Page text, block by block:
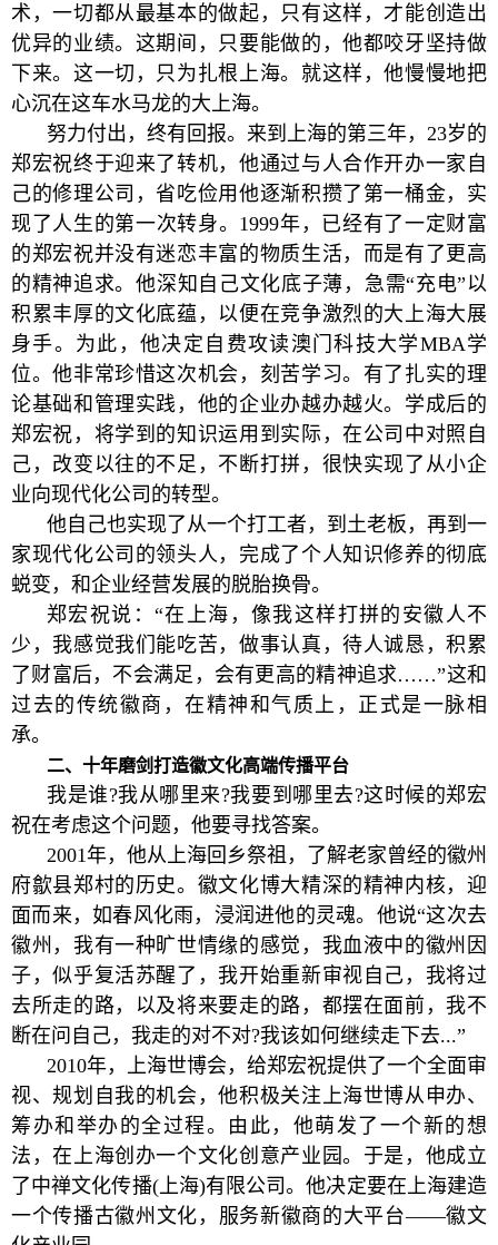
术，一切都从最基本的做起，只有这样，才能创造出
优异的业绩。这期间，只要能做的，他都咬牙坚持做
下来。这一切，只为扎根上海。就这样，他慢慢地把
心沉在这车水马龙的大上海。
努力付出，终有回报。来到上海的第三年，23岁的
郑宏祝终于迎来了转机，他通过与人合作开办一家自
己的修理公司，省吃俭用他逐渐积攒了第一桶金，实
现了人生的第一次转身。1999年，已经有了一定财富
的郑宏祝并没有迷恋丰富的物质生活，而是有了更高
的精神追求。他深知自己文化底子薄，急需“充电”以
积累丰厚的文化底蕴，以便在竞争激烈的大上海大展
身手。为此，他决定自费攻读澳门科技大学MBA学
位。他非常珍惜这次机会，刻苦学习。有了扎实的理
论基础和管理实践，他的企业办越办越火。学成后的
郑宏祝，将学到的知识运用到实际，在公司中对照自
己，改变以往的不足，不断打拼，很快实现了从小企
业向现代化公司的转型。
他自己也实现了从一个打工者，到土老板，再到一
家现代化公司的领头人，完成了个人知识修养的彻底
蜕变，和企业经营发展的脱胎换骨。
郑宏祝说：“在上海，像我这样打拼的安徽人不
少，我感觉我们能吃苦，做事认真，待人诚恳，积累
了财富后，不会满足，会有更高的精神追求……”这和
过去的传统徽商，在精神和气质上，正式是一脉相
承。
二、十年磨剑打造徽文化高端传播平台
我是谁?我从哪里来?我要到哪里去?这时候的郑宏
祝在考虑这个问题，他要寻找答案。
2001年，他从上海回乡祭祖，了解老家曾经的徽州
府歙县郑村的历史。徽文化博大精深的精神内核，迎
面而来，如春风化雨，浸润进他的灵魂。他说“这次去
徽州，我有一种旷世情缘的感觉，我血液中的徽州因
子，似乎复活苏醒了，我开始重新审视自己，我将过
去所走的路，以及将来要走的路，都摆在面前，我不
断在问自己，我走的对不对?我该如何继续走下去...”
2010年，上海世博会，给郑宏祝提供了一个全面审
视、规划自我的机会，他积极关注上海世博从申办、
筹办和举办的全过程。由此，他萌发了一个新的想
法，在上海创办一个文化创意产业园。于是，他成立
了中禅文化传播(上海)有限公司。他决定要在上海建造
一个传播古徽州文化，服务新徽商的大平台——徽文